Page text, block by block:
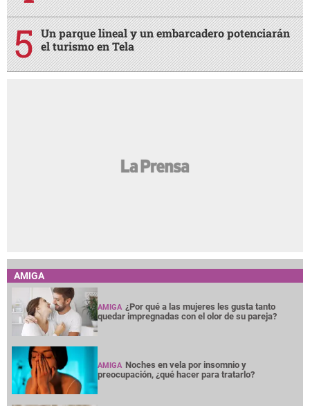
Un parque lineal y un embarcadero potenciarán
el turismo en Tela
AMIGA
AMIGA ¿Por qué a las mujeres les gusta tanto
quedar impregnadas con el olor de su pareja?
AMIGA Noches en vela por insomnio y
preocupación, ¿qué hacer para tratarlo?